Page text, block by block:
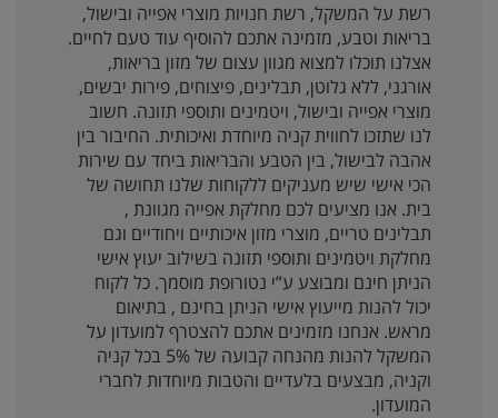
רשת על המשקל, רשת חנויות מוצרי אפייה ובישול,
בריאות וטבע, מזמינה אתכם להוסיף עוד טעם לחיים.
אצלנו תוכלו למצוא מגוון עצום של מזון בריאות,
אורגני, ללא גלוטן, תבלינים, פיצוחים, פירות יבשים,
מוצרי אפייה ובישול, ויטמינים ותוספי תזונה. חשוב
לנו שתזכו לחווית קניה מיוחדת ואיכותית. החיבור בין
אהבה לבישול, בין הטבע והבריאות ביחד עם שירות
הכי אישי שיש מעניקים ללקוחות שלנו תחושה של
בית. אנו מציעים לכם מחלקת אפייה מגוונת ,
תבלינים טריים, מוצרי מזון איכותיים ויחודיים וגם
מחלקת ויטמינים ותוספי תזונה בשילוב יעוץ אישי
הניתן חינם ומבוצע ע”י נטורופת מוסמך. כל לקוח
יכול להנות מייעוץ אישי הניתן בחינם , בתיאום
מראש. אנחנו מזמינים אתכם להצטרף למועדון על
המשקל להנות מהנחה קבועה של 5% בכל קניה
וקניה, מבצעים בלעדיים והטבות מיוחדות לחברי
המועדון.